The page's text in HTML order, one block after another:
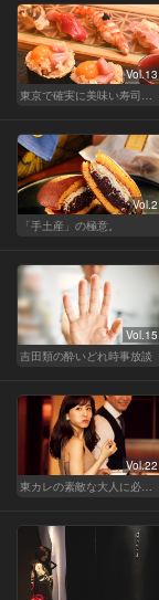
Vol.13
東京で確実に美味い寿司はここだ！
Vol.2
「手土産」の極意。
Vol.15
吉田類の酔いどれ時事放談
Vol.22
東カレの素敵な大人に必要なこと